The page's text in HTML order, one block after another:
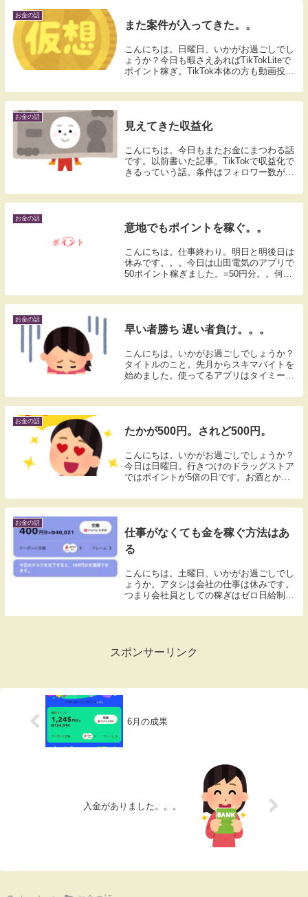
お金の話
また案件が入ってきた。。
こんにちは。日曜日、いかがお過ごしでし
ょうか？今日も暇さえあればTikTokLiteで
ポイント稼ぎ。TikTok本体の方も動画投
入ってきました。メールみたら覆面モニタ
ーの案内。内容は暗号資産口座の開設。...
お金の話
見えてきた収益化
こんにちは。今日もまたお金にまつわる話
です。以前書いた記事。TikTokで収益化で
きるっていう話。条件はフォロワー数が
達成まで約700人。多分遅いペースなんで
しょう。でも達成できそうな予感しかな...
お金の話
意地でもポイントを稼ぐ。。
こんにちは。仕事終わり。明日と明後日は
休みです。。。今日は山田電気のアプリで
50ポイント稼ぎました。=50円分。。何気
楽天で買い物する予定なんですが。。LINE
ショッピングのリンクから買います。これ
お金の話
早い者勝ち 遅い者負け。。。
こんにちは。いかがお過ごしでしょうか？
タイトルのこと。先月からスキマバイトを
始めました。使ってるアプリはタイミーと
事がないかアプリを血眼で探す日々。今日
もアプリみてたんだけど。。いいな、って
お金の話
たかが500円。されど500円。
こんにちは。いかがお過ごしでしょうか？
今日は日曜日。行きつけのドラッグストア
ではポイントが5倍の日です。お酒とか食
算したら。。500円分のお買い物券が出て
きた。このドラッグストア、クスリのアオ
お金の話
仕事がなくても金を稼ぐ方法はあ
る
こんにちは。土曜日、いかがお過ごしでし
ょうか。アタシは会社の仕事は休みです。
つまり会社員としての稼ぎはゼロ日給制だ
ません。まずは前記事で紹介した
スポンサーリンク
6月の成果
入金がありました。。。